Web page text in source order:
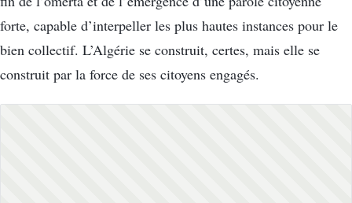
forte, capable d’interpeller les plus hautes instances pour le
bien collectif. L’Algérie se construit, certes, mais elle se
construit par la force de ses citoyens engagés.